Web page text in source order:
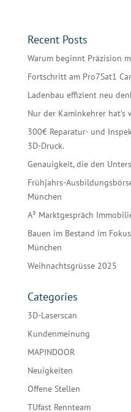
Recent Posts
Warum beginnt Präzision
Fortschritt am Pro7Sat1
Ladenbau effizient neu
Nur der Kaminkehrer hat’s
300€ Reparatur- und
3D-Druck.
Genauigkeit, die den
Frühjahrs-
München
A³ Marktgespräch
Bauen im Bestand im
München
Weihnachtsgrüsse 2025
Categories
3D-Laserscan
Kundenmeinung
MAPINDOOR
Neuigkeiten
Offene Stellen
TUfast Rennteam